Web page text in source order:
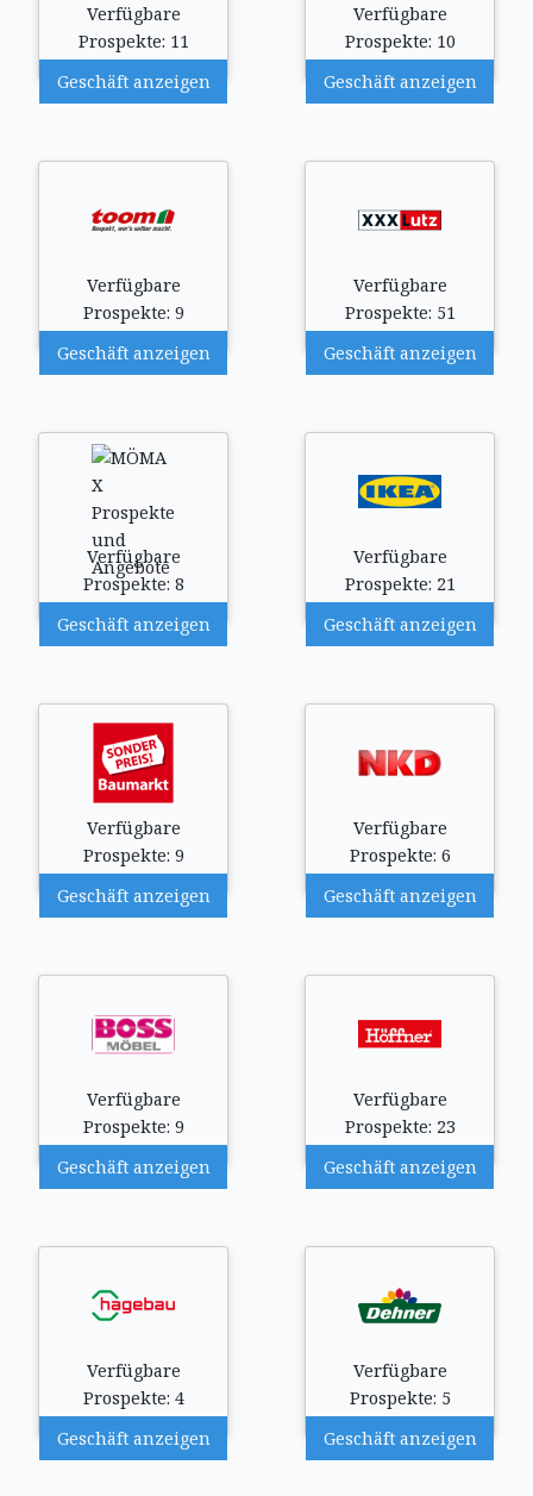
Verfügbare
Prospekte: 11
Geschäft anzeigen
Verfügbare
Prospekte: 10
Geschäft anzeigen
Verfügbare
Prospekte: 9
Geschäft anzeigen
Verfügbare
Prospekte: 51
Geschäft anzeigen
Verfügbare
Prospekte: 8
Geschäft anzeigen
Verfügbare
Prospekte: 21
Geschäft anzeigen
Verfügbare
Prospekte: 9
Geschäft anzeigen
Verfügbare
Prospekte: 6
Geschäft anzeigen
Verfügbare
Prospekte: 9
Geschäft anzeigen
Verfügbare
Prospekte: 23
Geschäft anzeigen
Verfügbare
Prospekte: 4
Geschäft anzeigen
Verfügbare
Prospekte: 5
Geschäft anzeigen